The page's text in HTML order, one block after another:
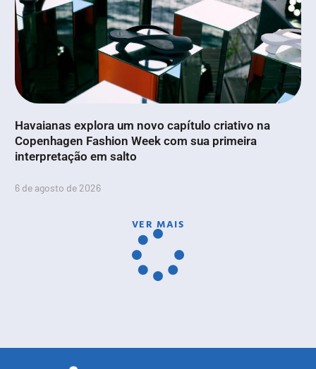
Havaianas explora um novo capítulo criativo na
Copenhagen Fashion Week com sua primeira
interpretação em salto
6 de agosto de 2026
VER MAIS